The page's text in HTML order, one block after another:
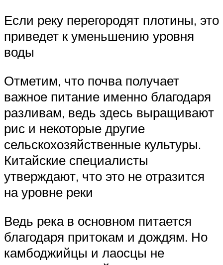
Если реку перегородят плотины, это
приведет к уменьшению уровня
воды
Отметим, что почва получает
важное питание именно благодаря
разливам, ведь здесь выращивают
рис и некоторые другие
сельскохозяйственные культуры.
Китайские специалисты
утверждают, что это не отразится
на уровне реки
Ведь река в основном питается
благодаря притокам и дождям. Но
камбоджийцы и лаосцы не